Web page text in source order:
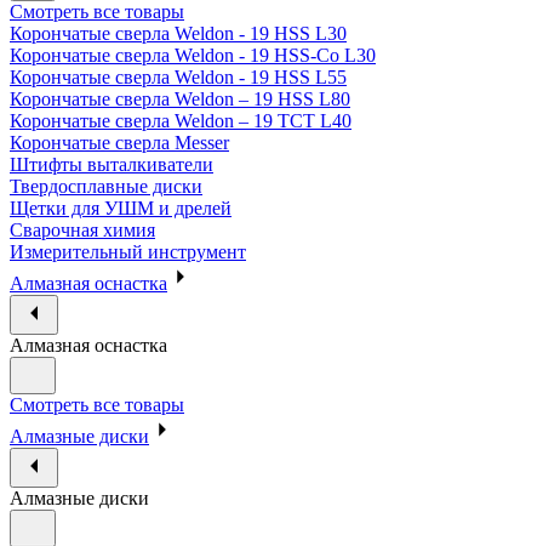
Смотреть все товары
Корончатые сверла Weldon - 19 HSS L30
Корончатые сверла Weldon - 19 HSS-Co L30
Корончатые сверла Weldon - 19 HSS L55
Корончатые сверла Weldon – 19 HSS L80
Корончатые сверла Weldon – 19 TCT L40
Корончатые сверла Messer
Штифты выталкиватели
Твердосплавные диски
Щетки для УШМ и дрелей
Сварочная химия
Измерительный инструмент
Алмазная оснастка
Алмазная оснастка
Смотреть все товары
Алмазные диски
Алмазные диски